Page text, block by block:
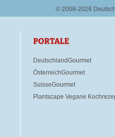
© 2008-2026
PORTALE
DeutschlandGourmet
ÖsterreichGourmet
SuisseGourmet
Plantscape Vegane